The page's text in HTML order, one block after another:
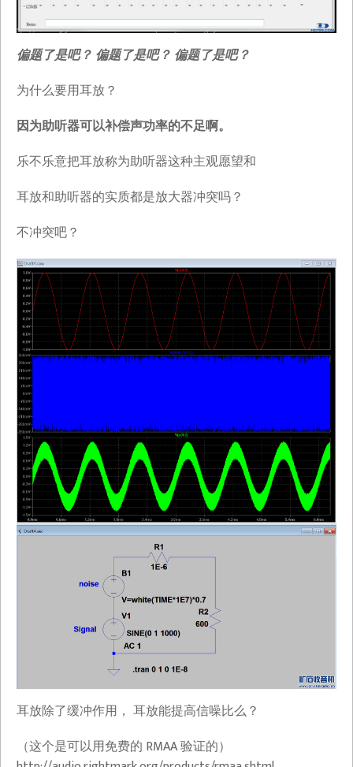
偏题了是吧？ 偏题了是吧？ 偏题了是吧？
为什么要用耳放？
因为助听器可以补偿声功率的不足啊。
乐不乐意把耳放称为助听器这种主观愿望和
耳放和助听器的实质都是放大器冲突吗？
不冲突吧？
耳放除了缓冲作用， 耳放能提高信噪比么？
（这个是可以用免费的 RMAA 验证的）